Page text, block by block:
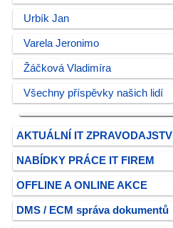
Urbík Jan
Varela Jeronimo
Žáčková Vladimíra
Všechny příspěvky našich lidí
AKTUÁLNÍ IT ZPRAVODAJSTVÍ
NABÍDKY PRÁCE IT FIREM
OFFLINE A ONLINE AKCE
DMS / ECM správa dokumentů